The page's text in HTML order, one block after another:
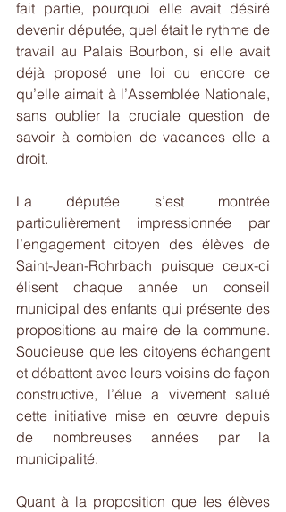
fait partie, pourquoi elle avait désiré
devenir députée, quel était le rythme de
travail au Palais Bourbon, si elle avait
déjà proposé une loi ou encore ce
qu’elle aimait à l’Assemblée Nationale,
sans oublier la cruciale question de
savoir à combien de vacances elle a
droit.
La députée s’est montrée
particulièrement impressionnée par
l’engagement citoyen des élèves de
Saint-Jean-Rohrbach puisque ceux-ci
élisent chaque année un conseil
municipal des enfants qui présente des
propositions au maire de la commune.
Soucieuse que les citoyens échangent
et débattent avec leurs voisins de façon
constructive, l’élue a vivement salué
cette initiative mise en œuvre depuis
de nombreuses années par la
municipalité.
Quant à la proposition que les élèves